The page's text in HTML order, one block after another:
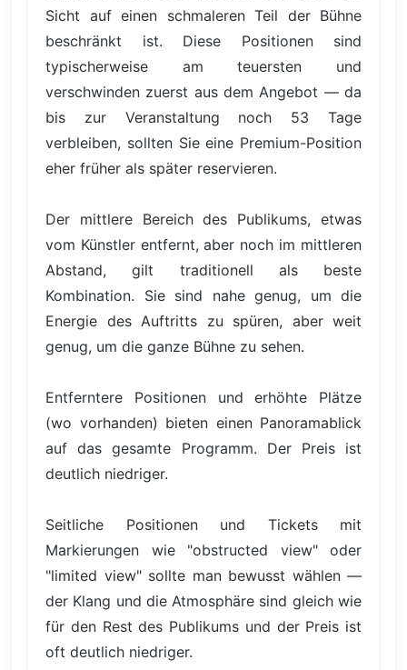
Sicht auf einen schmaleren Teil der Bühne
beschränkt ist. Diese Positionen sind
typischerweise am teuersten und
verschwinden zuerst aus dem Angebot — da
bis zur Veranstaltung noch 53 Tage
verbleiben, sollten Sie eine Premium-Position
eher früher als später reservieren.
Der mittlere Bereich des Publikums, etwas
vom Künstler entfernt, aber noch im mittleren
Abstand, gilt traditionell als beste
Kombination. Sie sind nahe genug, um die
Energie des Auftritts zu spüren, aber weit
genug, um die ganze Bühne zu sehen.
Entferntere Positionen und erhöhte Plätze
(wo vorhanden) bieten einen Panoramablick
auf das gesamte Programm. Der Preis ist
deutlich niedriger.
Seitliche Positionen und Tickets mit
Markierungen wie "obstructed view" oder
"limited view" sollte man bewusst wählen —
der Klang und die Atmosphäre sind gleich wie
für den Rest des Publikums und der Preis ist
oft deutlich niedriger.